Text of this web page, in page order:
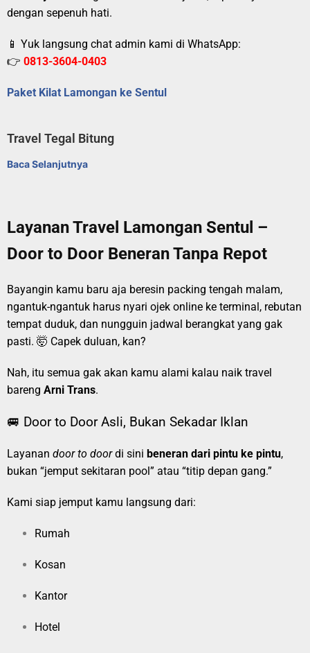
dengan sepenuh hati.
📱 Yuk langsung chat admin kami di WhatsApp:
👉 0813-3604-0403
Paket Kilat Lamongan ke Sentul
Travel Tegal Bitung
Baca Selanjutnya
Layanan Travel Lamongan Sentul –
Door to Door Beneran Tanpa Repot
Bayangin kamu baru aja beresin packing tengah malam,
ngantuk-ngantuk harus nyari ojek online ke terminal, rebutan
tempat duduk, dan nungguin jadwal berangkat yang gak
pasti. 🤯 Capek duluan, kan?
Nah, itu semua gak akan kamu alami kalau naik travel
bareng Arni Trans.
🚐 Door to Door Asli, Bukan Sekadar Iklan
Layanan door to doordi sini beneran dari pintu ke pintu,
bukan “jemput sekitaran pool” atau “titip depan gang.”
Kami siap jemput kamu langsung dari:
Rumah
Kosan
Kantor
Hotel